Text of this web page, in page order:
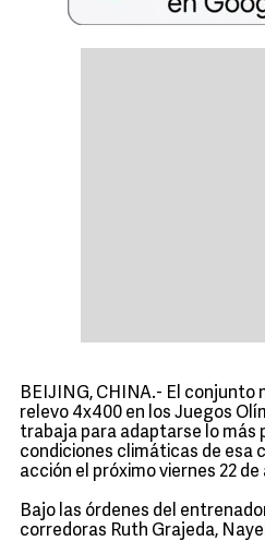
BEIJING, CHINA.- El conjunto
relevo 4x400 en los Juegos
trabaja para adaptarse lo más
condiciones climáticas de esa
acción el próximo viernes 22
Bajo las órdenes del
corredoras Ruth Grajeda,